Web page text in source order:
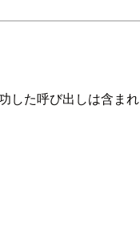
た呼び出しは含ま